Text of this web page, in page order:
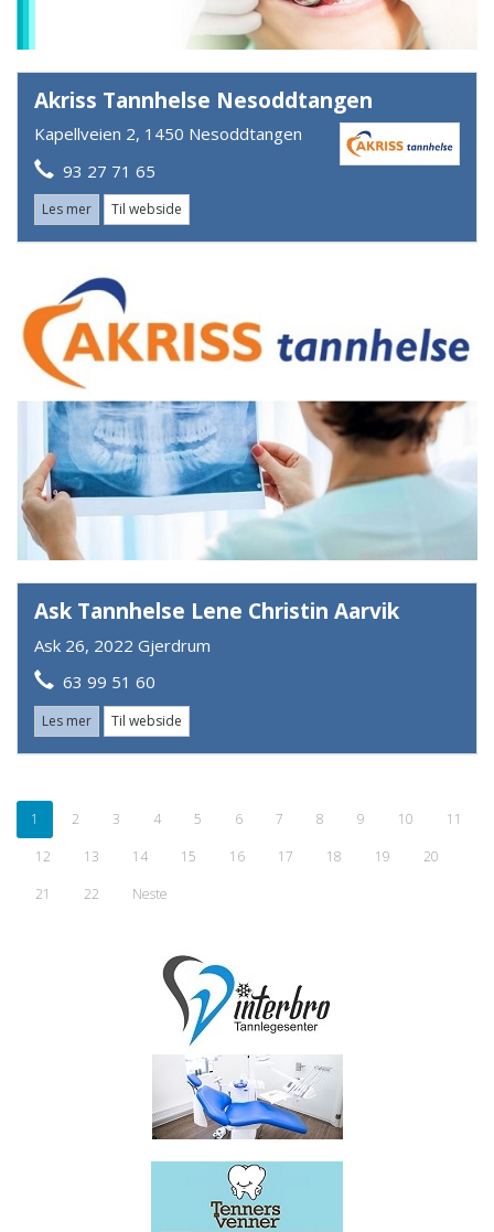
Akriss Tannhelse Nesoddtangen
Kapellveien 2, 1450 Nesoddtangen
93 27 71 65
Les mer Til webside
Ask Tannhelse Lene Christin Aarvik
Ask 26, 2022 Gjerdrum
63 99 51 60
Les mer Til webside
1 2 3 4 5 6 7 8 9 10
11
12
13 14 15 16 17 18 19
20
21
22 Neste